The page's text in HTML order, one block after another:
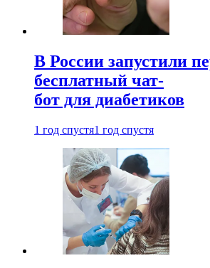
В России запустили
бесплатный чат-
бот для диабетиков
1 год спустя1 год спустя